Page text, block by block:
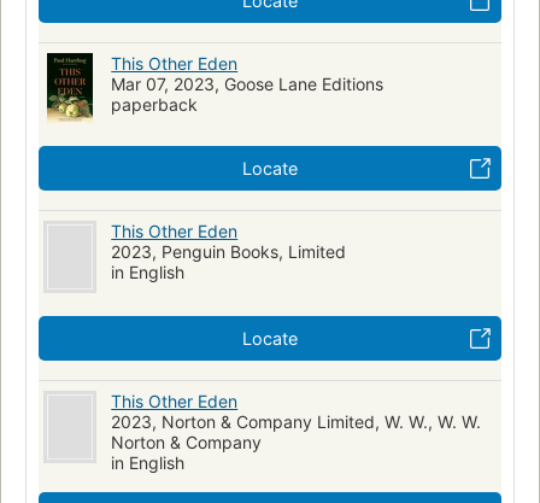
This Other Eden
Mar 07, 2023, Goose Lane Editions
paperback
Locate
This Other Eden
2023, Penguin Books, Limited
in English
Locate
This Other Eden
2023, Norton & Company Limited, W. W., W. W.
Norton & Company
in English